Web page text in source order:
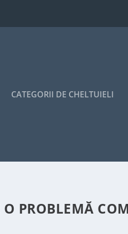
CATEGORII DE CHELTUIELI
PROBLEMĂ